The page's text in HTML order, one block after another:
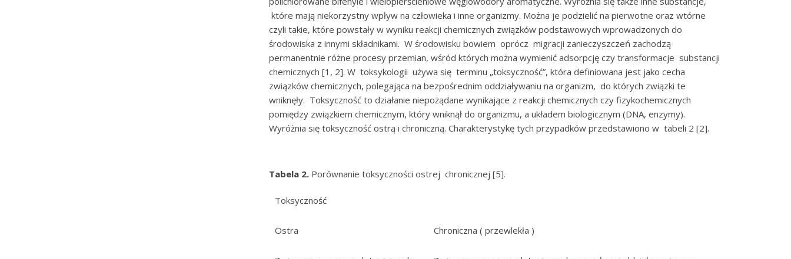
które mają niekorzystny wpływ na człowieka i inne organizmy. Można je podzielić na pierwotne oraz wtórne
czyli takie, które powstały w wyniku reakcji chemicznych związków podstawowych wprowadzonych do
środowiska z innymi składnikami. W środowisku bowiem oprócz migracji zanieczyszczeń zachodzą
permanentnie różne procesy przemian, wśród których można wymienić adsorpcję czy transformacje substancji
chemicznych [1, 2]. W toksykologii używa się terminu „toksyczność”, która definiowana jest jako cecha
związków chemicznych, polegająca na bezpośrednim oddziaływaniu na organizm, do których związki te
wniknęły. Toksyczność to działanie niepożądane wynikające z reakcji chemicznych czy fizykochemicznych
pomiędzy związkiem chemicznym, który wniknął do organizmu, a układem biologicznym (DNA, enzymy).
Wyróżnia się toksyczność ostrą i chroniczną. Charakterystykę tych przypadków przedstawiono w tabeli 2 [2].
Tabela 2. Porównanie toksyczności ostrej chronicznej [5].
Toksyczność
Ostra Chroniczna ( przewlekła )